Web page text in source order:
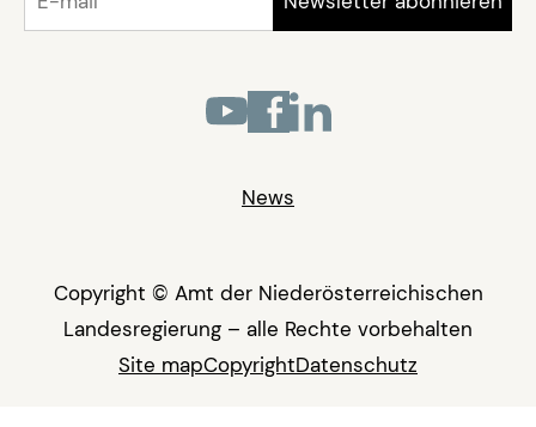
News
Copyright © Amt der Niederösterreichischen
Landesregierung – alle Rechte vorbehalten
Site mapCopyrightDatenschutz